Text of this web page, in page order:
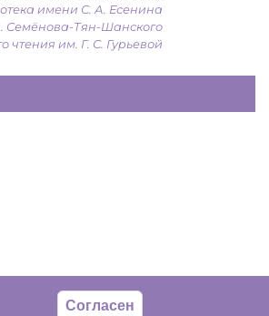
Согласен
имени С. А. Есенина
Семёнова-Тян-Шанского
им. Г. С. Гурьевой